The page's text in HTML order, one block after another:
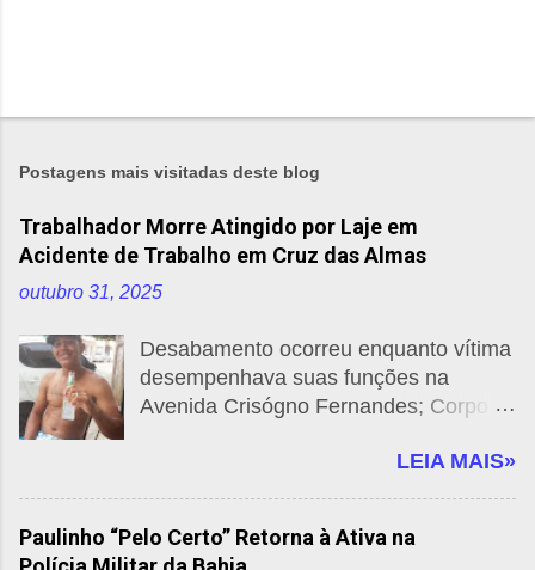
Postagens mais visitadas deste blog
Trabalhador Morre Atingido por Laje em
Acidente de Trabalho em Cruz das Almas
outubro 31, 2025
Desabamento ocorreu enquanto vítima
desempenhava suas funções na
Avenida Crisógno Fernandes; Corpo
acionados, mas não conseguiram
resultou na morte de um trabalhador
LEIA MAIS»
Paulinho “Pelo Certo” Retorna à Ativa na